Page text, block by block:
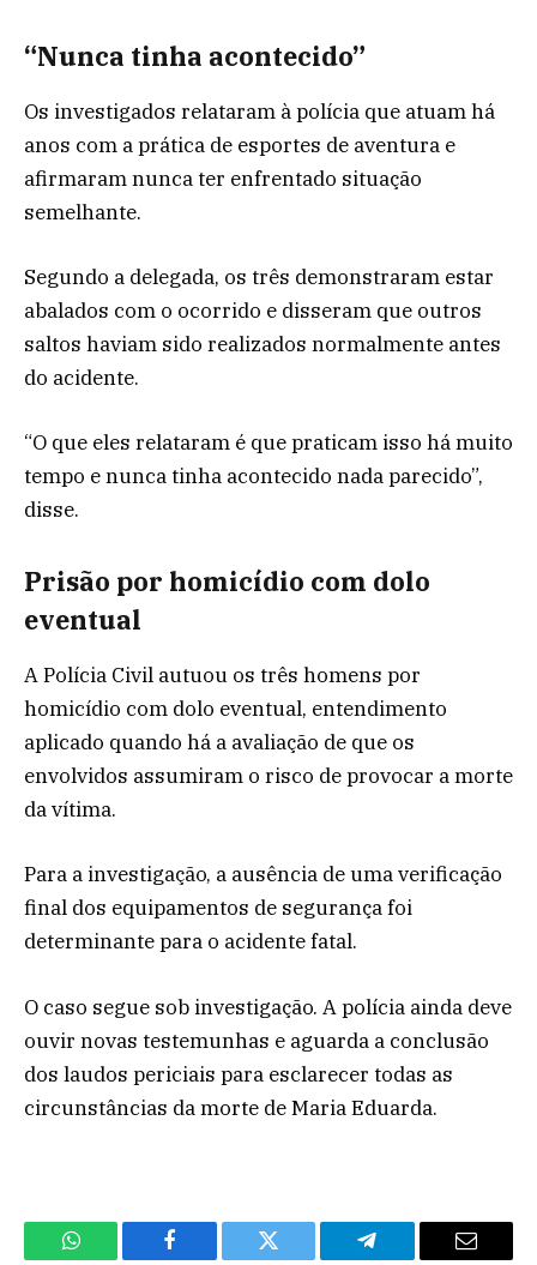
“Nunca tinha acontecido”
Os investigados relataram à polícia que atuam há
anos com a prática de esportes de aventura e
afirmaram nunca ter enfrentado situação
semelhante.
Segundo a delegada, os três demonstraram estar
abalados com o ocorrido e disseram que outros
saltos haviam sido realizados normalmente antes
do acidente.
“O que eles relataram é que praticam isso há muito
tempo e nunca tinha acontecido nada parecido”,
disse.
Prisão por homicídio com dolo
eventual
A Polícia Civil autuou os três homens por
homicídio com dolo eventual, entendimento
aplicado quando há a avaliação de que os
envolvidos assumiram o risco de provocar a morte
da vítima.
Para a investigação, a ausência de uma verificação
final dos equipamentos de segurança foi
determinante para o acidente fatal.
O caso segue sob investigação. A polícia ainda deve
ouvir novas testemunhas e aguarda a conclusão
dos laudos periciais para esclarecer todas as
circunstâncias da morte de Maria Eduarda.
WhatsApp Facebook Twitter Telegram Email